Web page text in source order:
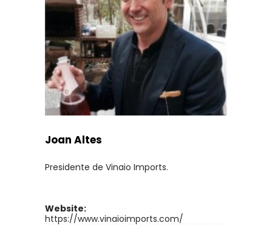
Joan Altes
Presidente de Vinaio Imports.
Website:
https://www.vinaioimports.com/